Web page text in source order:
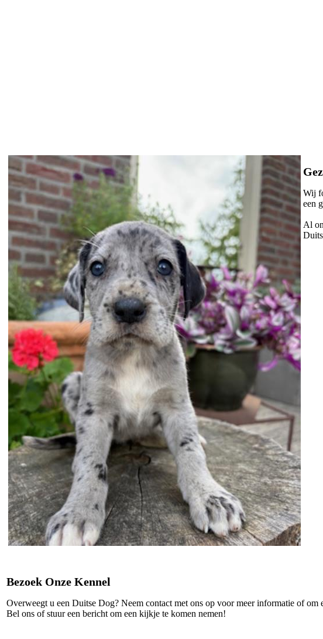
Wij
een
Al
Bezoek Onze Kennel
Overweegt u een Duitse Dog? Neem contact met ons op voor meer informatie of
Bel ons of stuur een bericht om een kijkje te komen nemen!